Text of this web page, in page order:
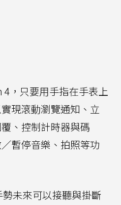
4，只要用手指在手表上
現滾動瀏覽通知、立
、控制計時器與碼
暫停音樂、拍照等功
未來可以接聽與掛斷